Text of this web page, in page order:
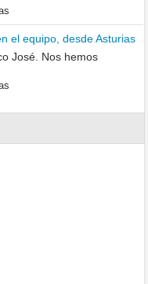
el equipo, desde Asturias
José. Nos hemos